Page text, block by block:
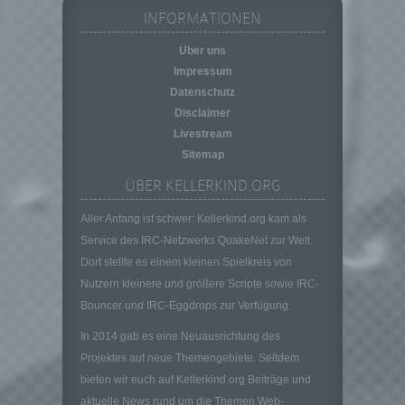
INFORMATIONEN
Über uns
Impressum
Datenschutz
Disclaimer
Livestream
Sitemap
ÜBER KELLERKIND.ORG
Aller Anfang ist schwer: Kellerkind.org kam als
Service des IRC-Netzwerks QuakeNet zur Welt.
Dort stellte es einem kleinen Spielkreis von
Nutzern kleinere und größere Scripte sowie IRC-
Bouncer und IRC-Eggdrops zur Verfügung.
In 2014 gab es eine Neuausrichtung des
Projektes auf neue Themengebiete. Seitdem
bieten wir euch auf Kellerkind.org Beiträge und
aktuelle News rund um die Themen Web-
personenbezogener Daten in einer Weise,
auf welche die personenbezogenen Daten
ohne Hinzuziehung zusätzlicher
Informationen nicht mehr einer spezifischen
betroffenen Person zugeordnet werden
können, sofern diese zusätzlichen
Maßnahmen unterliegen, die gewährleisten,
dass die personenbezogenen Daten nicht
einer identifizierten oder identifizierbaren
natürlichen Person zugewiesen werden.
g) Verantwortlicher oder für die Verarbeitung
Verantwortlicher
Verantwortlicher oder für die Verarbeitung
Verantwortlicher ist die natürliche oder
oder andere Stelle, die allein oder
gemeinsam mit anderen über die Zwecke
personenbezogenen Daten entscheidet.